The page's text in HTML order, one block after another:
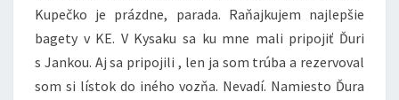
Kupečko je prázdne, parada. Raňajkujem najlepšie
bagety v KE. V Kysaku sa ku mne mali pripojiť Ďuri
s Jankou. Aj sa pripojili , len ja som trúba a rezervoval
som si lístok do iného vozňa. Nevadí. Namiesto Ďura